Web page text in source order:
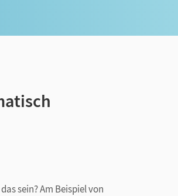
sein? Am Beispiel von